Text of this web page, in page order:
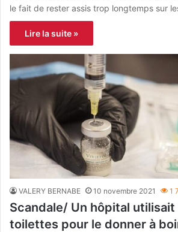
le fait de rester assis trop longtemps sur
Lire la suite »
VALERY BERNABE 10 novembre 2021 1
Scandale/ Un hôpital utilisait
toilettes pour le donner à